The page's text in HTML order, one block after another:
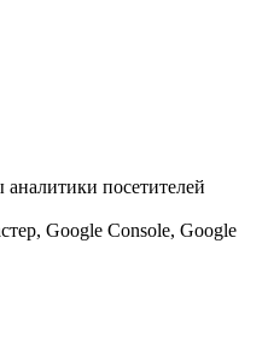
аналитики посетителей
Google Console, Google